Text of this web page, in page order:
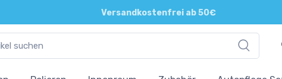
Direkte und persönliche Beratung